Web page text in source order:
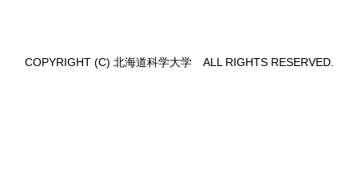
COPYRIGHT (C) 北海道科学大学 ALL RIGHTS RESERVED.